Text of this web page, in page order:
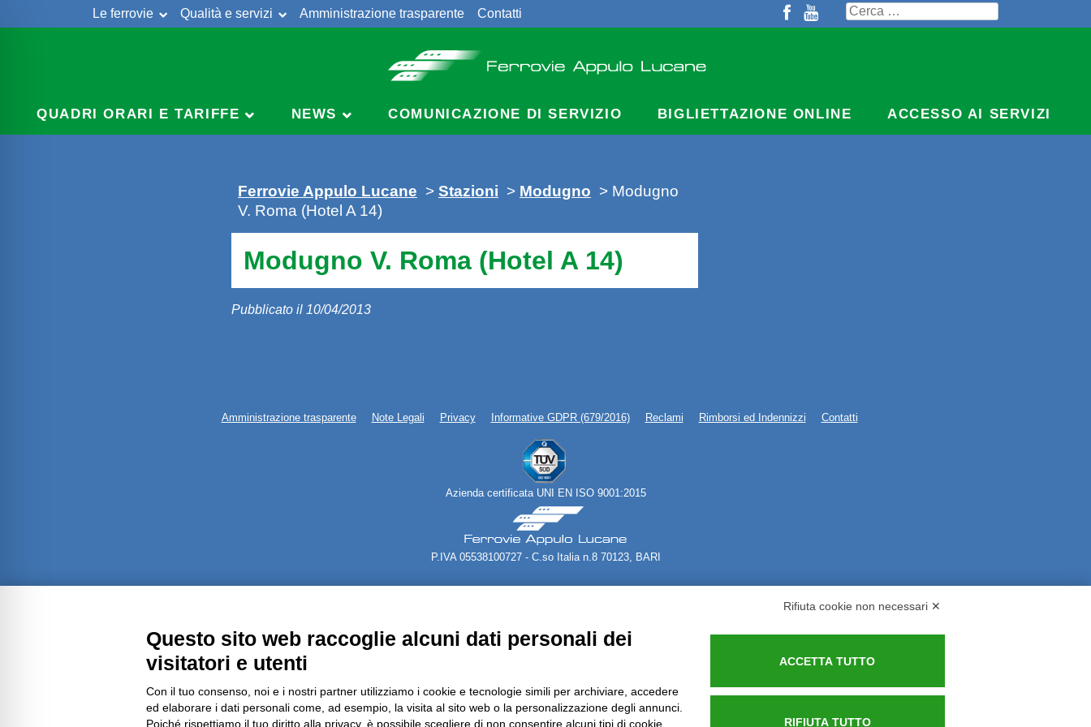
Le ferrovie Qualità e servizi Amministrazione trasparente Contatti
Ricerca
per:
QUADRI ORARI E TARIFFE NEWS COMUNICAZIONE DI SERVIZIO BIGLIETTAZIONE ONLINE ACCESSO AI SERVIZI
Ferrovie Appulo Lucane > Stazioni > Modugno > Modugno
V. Roma (Hotel A 14)
Modugno V. Roma (Hotel A 14)
Pubblicato il 10/04/2013
Amministrazione trasparente Note Legali Privacy Informative GDPR (679/2016) Reclami Rimborsi ed Indennizzi Contatti
Azienda certificata UNI EN ISO 9001:2015
P.IVA 05538100727 - C.so Italia n.8 70123, BARI
Rifiuta cookie non necessari ✕
Questo sito web raccoglie alcuni dati personali dei
visitatori e utenti
Con il tuo consenso, noi e i nostri partner utilizziamo i cookie e tecnologie simili per archiviare, accedere
ed elaborare i dati personali come, ad esempio, la visita al sito web o la personalizzazione degli annunci.
Poiché rispettiamo il tuo diritto alla privacy, è possibile scegliere di non consentire alcuni tipi di cookie.
ACCETTA TUTTO
RIFIUTA TUTTO